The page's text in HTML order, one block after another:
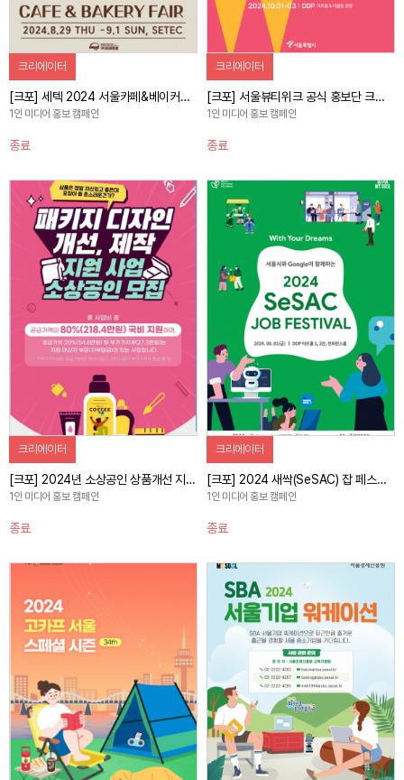
크리에이터
[크포] 세텍 2024 서울카페&베이커리 페어 시즌2 행사 스케치
1인 미디어 홍보 캠페인
종료
크리에이터
[크포] 서울뷰티위크 공식 홍보단 크리에이티브포스 모집
1인 미디어 홍보 캠페인
종료
크리에이터
[크포] 2024년 소상공인 상품개선 지원사업 참여 유도 홍보 캠페인
1인 미디어 홍보 캠페인
종료
자세히 보기
크리에이터
[크포] 2024 새싹(SeSAC) 잡 페스티벌 행사 홍보 캠페인
1인 미디어 홍보 캠페인
종료
자세히 보기 자세히 보기